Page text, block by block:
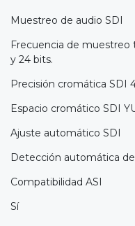
Muestreo de audio SDI
Frecuencia de muestreo
y 24 bits.
Precisión cromática SDI
Espacio cromático SDI
Ajuste automático SDI
Detección automática
Compatibilidad ASI
Sí